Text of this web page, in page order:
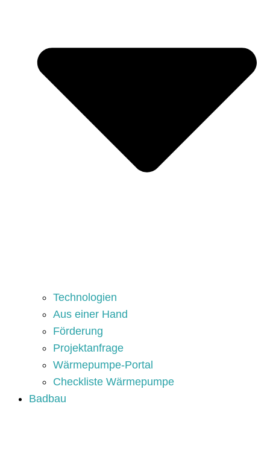
Technologien
Aus einer Hand
Förderung
Projektanfrage
Wärmepumpe-Portal
Checkliste Wärmepumpe
Badbau